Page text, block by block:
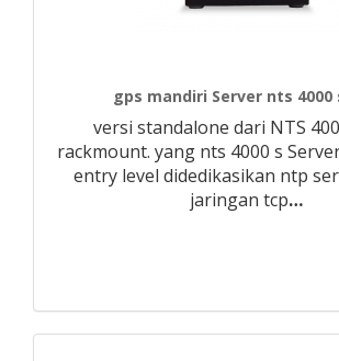
gps mandiri Server nts 4000
versi standalone dari NTS
rackmount. yang nts 4000 s
entry level didedikasikan ntp
jaringan tcp…